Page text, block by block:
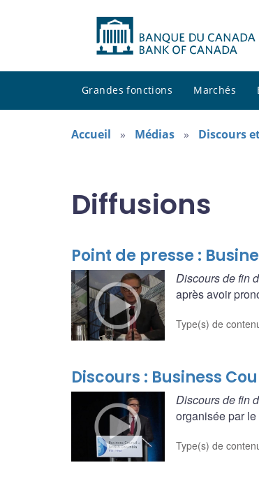
Grandes fonctions Marchés
Accueil Médias Discours
Diffusions
Point de presse :
Discours de fin
après avoir
Type(s) de
Discours : Business
Discours de fin
organisée par
Type(s) de